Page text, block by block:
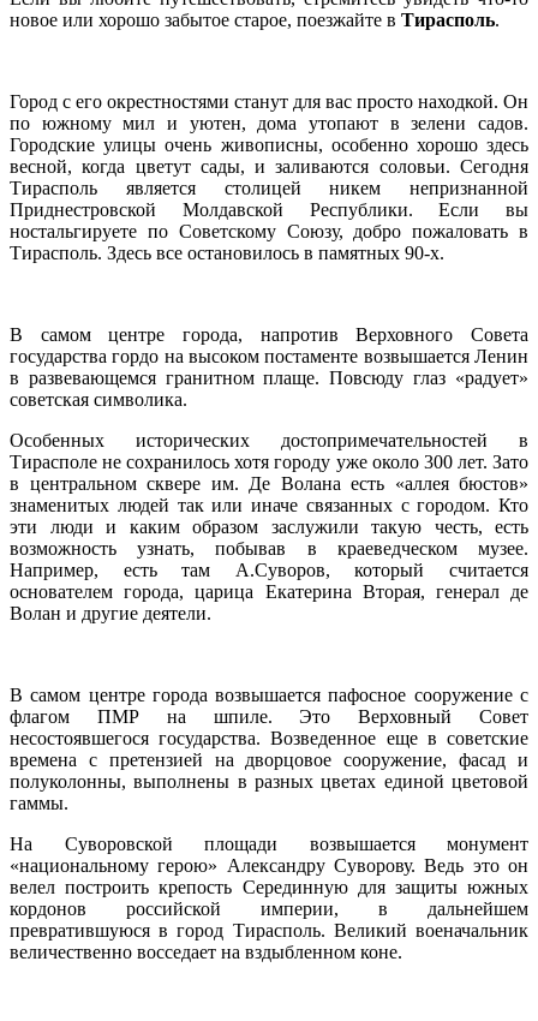
новое или хорошо забытое старое, поезжайте в Тирасполь.
Город с его окрестностями станут для вас просто находкой. Он
по южному мил и уютен, дома утопают в зелени садов.
Городские улицы очень живописны, особенно хорошо здесь
весной, когда цветут сады, и заливаются соловьи. Сегодня
Тирасполь является столицей никем непризнанной
Приднестровской Молдавской Республики. Если вы
ностальгируете по Советскому Союзу, добро пожаловать в
Тирасполь. Здесь все остановилось в памятных 90-х.
В самом центре города, напротив Верховного Совета
государства гордо на высоком постаменте возвышается Ленин
в развевающемся гранитном плаще. Повсюду глаз «радует»
советская символика.
Особенных исторических достопримечательностей в
Тирасполе не сохранилось хотя городу уже около 300 лет. Зато
в центральном сквере им. Де Волана есть «аллея бюстов»
знаменитых людей так или иначе связанных с городом. Кто
эти люди и каким образом заслужили такую честь, есть
возможность узнать, побывав в краеведческом музее.
Например, есть там А.Суворов, который считается
основателем города, царица Екатерина Вторая, генерал де
Волан и другие деятели.
В самом центре города возвышается пафосное сооружение с
флагом ПМР на шпиле. Это Верховный Совет
несостоявшегося государства. Возведенное еще в советские
времена с претензией на дворцовое сооружение, фасад и
полуколонны, выполнены в разных цветах единой цветовой
гаммы.
На Суворовской площади возвышается монумент
«национальному герою» Александру Суворову. Ведь это он
велел построить крепость Серединную для защиты южных
кордонов российской империи, в дальнейшем
превратившуюся в город Тирасполь. Великий военачальник
величественно восседает на вздыбленном коне.